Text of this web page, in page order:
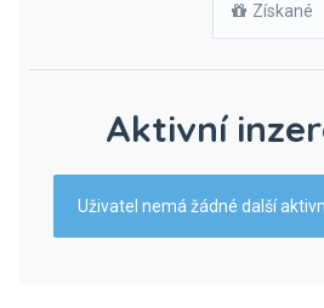
Získané
Aktivní
Uživatel nemá žádné další